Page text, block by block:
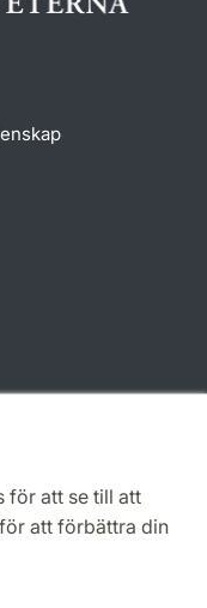
för att se till att
att förbättra din